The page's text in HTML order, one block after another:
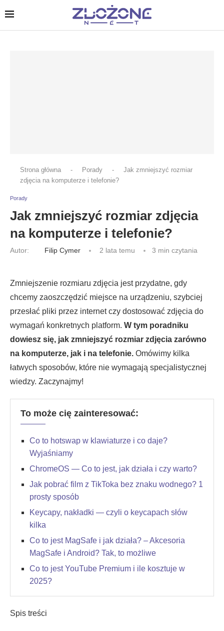
Strona główna - Porady -
Jak zmniejszyć rozmiar
zdjęcia na komputerze i telefonie?
Porady
Jak zmniejszyć rozmiar zdjęcia
na komputerze i telefonie?
Autor: Filip Cymer 2 lata temu 3 min czytania
Zmniejszenie rozmiaru zdjęcia jest przydatne, gdy
chcemy zaoszczędzić miejsce na urządzeniu, szybciej
przesłać pliki przez internet czy dostosować zdjęcia do
wymagań konkretnych platform. W tym poradniku
dowiesz się, jak zmniejszyć rozmiar zdjęcia zarówno
na komputerze, jak i na telefonie. Omówimy kilka
łatwych sposobów, które nie wymagają specjalistycznej
wiedzy. Zaczynajmy!
To może cię zainteresować:
Co to hotswap w klawiaturze i co daje?
Wyjaśniamy
ChromeOS — Co to jest, jak działa i czy warto?
Jak pobrać film z TikToka bez znaku wodnego? 1
prosty sposób
Keycapy, nakładki — czyli o keycapach słów
kilka
Co to jest MagSafe i jak działa? – Akcesoria
MagSafe i Android? Tak, to możliwe
Co to jest YouTube Premium i ile kosztuje w
2025?
Spis treści